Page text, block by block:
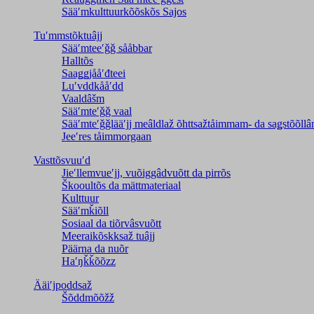
Sääʹmkulttuurkõõskõs Sajos
Tuʹmmstõktuâjj
Sääʹmteeʹǧǧ sååbbar
Halltõs
Saaǥǥjååʹđteei
Luʹvddkååʹdd
Vaaldâšm
Sääʹmteʹǧǧ vaal
Sääʹmteʹǧǧlääʹjj meâldlaž õhttsažtåimmam- da
Jeeʹres tåimmorgaan
Vasttõsvuuʹd
Jieʹllemvueʹjj, vuõiggâdvuõtt da pirrõs
Škooultõs da mättmateriaal
Kulttuur
Sääʹmǩiõll
Sosiaal da tiõrvâsvuõtt
Meeraikõskksaž tuâjj
Päärna da nuõr
Haʹŋǩǩõõzz
Ääiʹjpoddsaž
Šõddmõõžž